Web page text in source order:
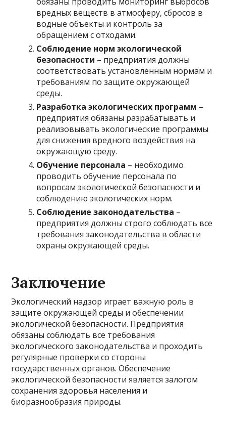
вредных веществ в атмосферу, сбросов в
водные объекты и контроль за
обращением с отходами.
Соблюдение норм экологической
безопасности – предприятия должны
соответствовать установленным нормам и
требованиям по защите окружающей
среды.
Разработка экологических программ –
предприятия обязаны разрабатывать и
реализовывать экологические программы
для снижения вредного воздействия на
окружающую среду.
Обучение персонала – необходимо
проводить обучение персонала по
вопросам экологической безопасности и
соблюдению экологических норм.
Соблюдение законодательства –
предприятия должны строго соблюдать все
требования законодательства в области
охраны окружающей среды.
Заключение
Экологический надзор играет важную роль в
защите окружающей среды и обеспечении
экологической безопасности. Предприятия
обязаны соблюдать все требования
экологического законодательства и проходить
регулярные проверки со стороны
государственных органов. Обеспечение
экологической безопасности является залогом
сохранения здоровья населения и
биоразнообразия природы.